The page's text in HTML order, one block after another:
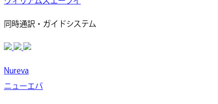
同時通訳・ガイドシステム
Nureva
ニューエバ